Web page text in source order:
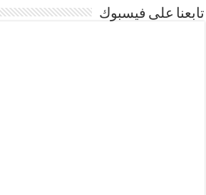
تابعنا على فيسبوك